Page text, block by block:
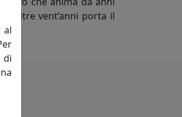
oltre vent’anni porta il
al